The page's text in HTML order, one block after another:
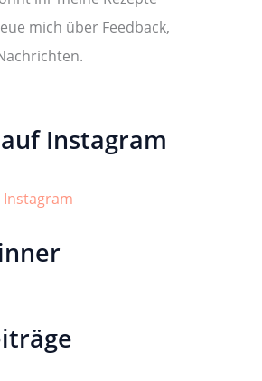
mich über Feedback,
Instagram